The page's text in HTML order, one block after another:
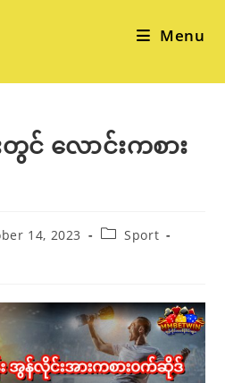
Menu
တွင် လောင်းကစား
14, 2023
PostSport